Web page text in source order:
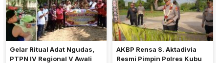
Gelar Ritual Adat Ngudas,
PTPN IV Regional V Awali
AKBP Rensa S. Aktadivia
Resmi Pimpin Polres Kubu